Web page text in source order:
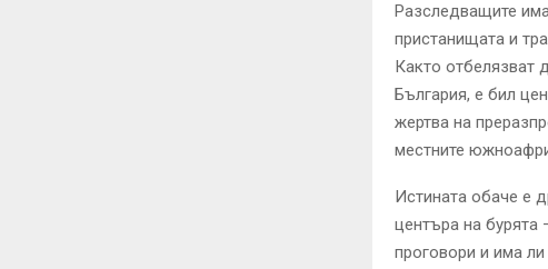
Разследващите
пристанищата и
Както отбелязват
България, е бил
жертва на
местните
Истината обаче е
центъра на бурята
проговори и има